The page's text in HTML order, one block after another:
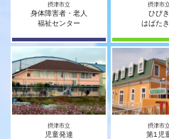
摂津市立
身体障害者・老人
福祉センター
摂津市立
ひびき
はばた
摂津市立
児童発達
摂津市立
第1児